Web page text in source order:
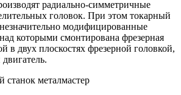
радиально-симметричные
головок. При этом токарный
модифицированные
которыми смонтирована фрезерная
в двух плоскостях фрезерной головкой,